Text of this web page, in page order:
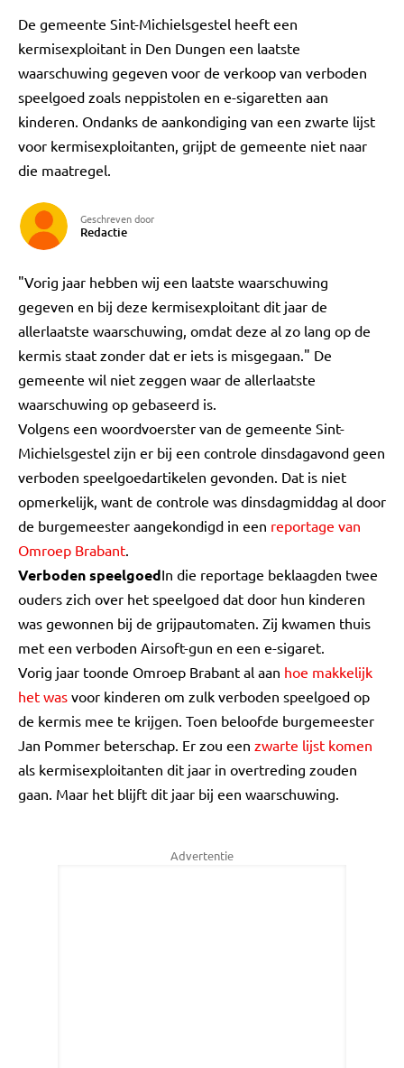
De gemeente Sint-Michielsgestel heeft een
kermisexploitant in Den Dungen een laatste
waarschuwing gegeven voor de verkoop van verboden
speelgoed zoals neppistolen en e-sigaretten aan
kinderen. Ondanks de aankondiging van een zwarte lijst
voor kermisexploitanten, grijpt de gemeente niet naar
die maatregel.
Geschreven door
Redactie
"Vorig jaar hebben wij een laatste waarschuwing
gegeven en bij deze kermisexploitant dit jaar de
allerlaatste waarschuwing, omdat deze al zo lang op de
kermis staat zonder dat er iets is misgegaan." De
gemeente wil niet zeggen waar de allerlaatste
waarschuwing op gebaseerd is.
Volgens een woordvoerster van de gemeente Sint-
Michielsgestel zijn er bij een controle dinsdagavond geen
verboden speelgoedartikelen gevonden. Dat is niet
opmerkelijk, want de controle was dinsdagmiddag al door
de burgemeester aangekondigd in een reportage van
Omroep Brabant.
Verboden speelgoedIn die reportage beklaagden twee
ouders zich over het speelgoed dat door hun kinderen
was gewonnen bij de grijpautomaten. Zij kwamen thuis
met een verboden Airsoft-gun en een e-sigaret.
Vorig jaar toonde Omroep Brabant al aan hoe makkelijk
het was voor kinderen om zulk verboden speelgoed op
de kermis mee te krijgen. Toen beloofde burgemeester
Jan Pommer beterschap. Er zou een zwarte lijst komen
als kermisexploitanten dit jaar in overtreding zouden
gaan. Maar het blijft dit jaar bij een waarschuwing.
Advertentie